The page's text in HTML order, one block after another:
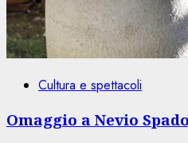
Cultura e spettacoli
Omaggio a Nevio